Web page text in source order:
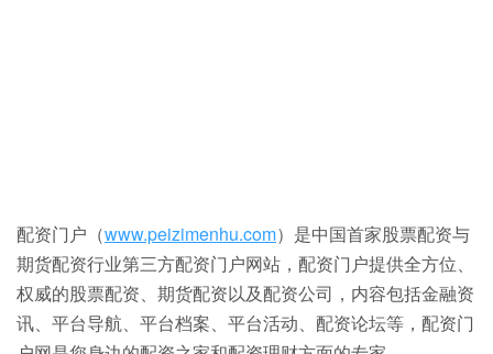
配资门户（www.peizimenhu.com）是中国首家股票配资与
期货配资行业第三方配资门户网站，配资门户提供全方位、
权威的股票配资、期货配资以及配资公司，内容包括金融资
讯、平台导航、平台档案、平台活动、配资论坛等，配资门